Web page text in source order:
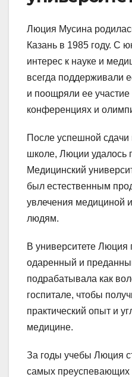
Люция Мусина
Казань в 1985 году. С
интерес к науке и
всегда поддерживали
и поощряли ее
конференциях и
После успешной сдачи
школе, Люции удалось
Медицинский
был естественным
увлечения медициной
людям.
В университете Люция
одаренный и
подрабатывала как
госпитале, чтобы
практический опыт и
медицине.
За годы учебы Люция
самых преуспевающих